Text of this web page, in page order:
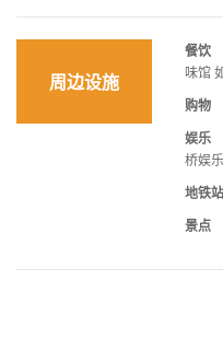
周边设施
餐饮
味馆
购物
娱乐
桥娱
地铁站
景点